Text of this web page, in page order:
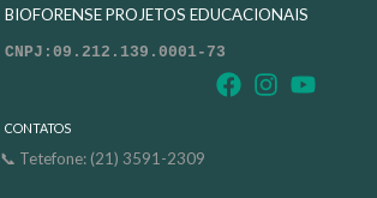
BIOFORENSE PROJETOS EDUCACIONAIS
CNPJ:09.212.139.0001-73
CONTATOS
📞 Tetefone: (21) 3591-2309